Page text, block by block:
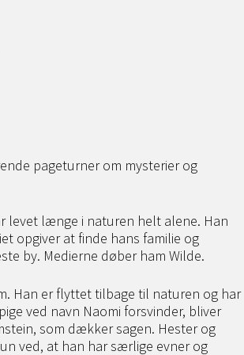
pageturner om mysterier og
levet længe i naturen helt alene. Han
opgiver at finde hans familie og
by. Medierne døber ham Wilde.
Han er flyttet tilbage til naturen og har
ved navn Naomi forsvinder, bliver
som dækker sagen. Hester og
ved, at han har særlige evner og